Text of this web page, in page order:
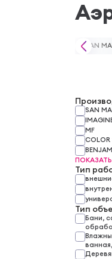
SAN
MF
COLOR
Тип
Тип
Бани,
SAN